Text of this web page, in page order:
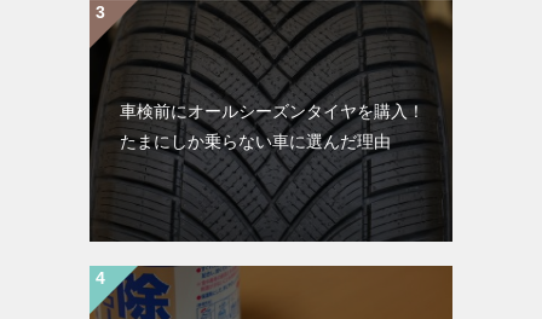
車検前にオールシーズンタイヤを購入！
たまにしか乗らない車に選んだ理由